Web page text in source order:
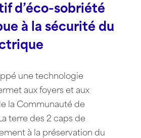
d’éco-sobriété
à la sécurité du
une technologie
aux foyers et aux
la Communauté de
terre des 2 caps de
à la préservation du